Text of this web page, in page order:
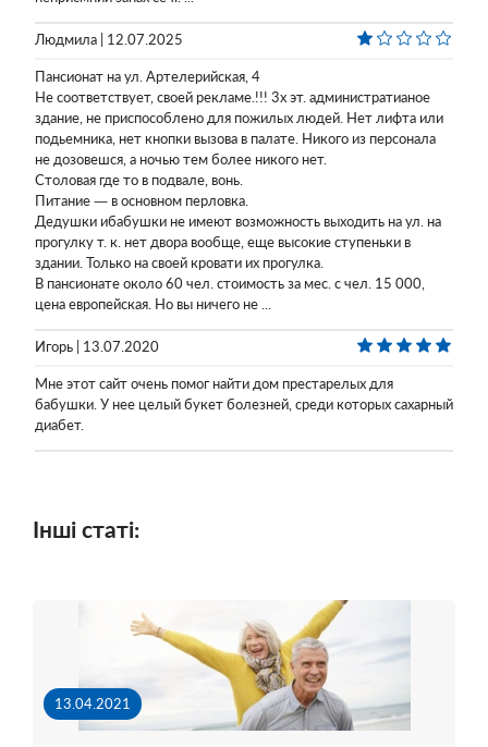
Людмила | 12.07.2025
Пансионат на ул. Артелерийская, 4
Не соответствует, своей рекламе.!!! 3х эт. администратианое
здание, не приспособлено для пожилых людей. Нет лифта или
подьемника, нет кнопки вызова в палате. Никого из персонала
не дозовешся, а ночью тем более никого нет.
Столовая где то в подвале, вонь.
Питание — в основном перловка.
Дедушки ибабушки не имеют возможность выходить на ул. на
прогулку т. к. нет двора вообще, еще высокие ступеньки в
здании. Только на своей кровати их прогулка.
В пансионате около 60 чел. стоимость за мес. с чел. 15 000,
цена европейская. Но вы ничего не ...
Игорь | 13.07.2020
Мне этот сайт очень помог найти дом престарелых для
бабушки. У нее целый букет болезней, среди которых сахарный
диабет.
Інші статі:
13.04.2021